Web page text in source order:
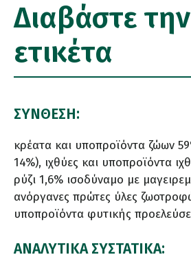
Διαβάστε την
ετικέτα
ΣΥΝΘΕΣΗ:
κρέατα και υποπροϊόντα ζώων
14%), ιχθύες και υποπροϊόντα
ρύζι 1,6% ισοδύναμο με
ανόργανες πρώτες ύλες
υποπροϊόντα φυτικής
ΑΝΑΛΥΤΙΚΑ ΣΥΣΤΑΤΙΚΑ: